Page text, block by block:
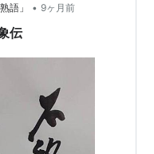
です。「雷地豫」で
間が集まる」として
語」 • 9ヶ月前
伝